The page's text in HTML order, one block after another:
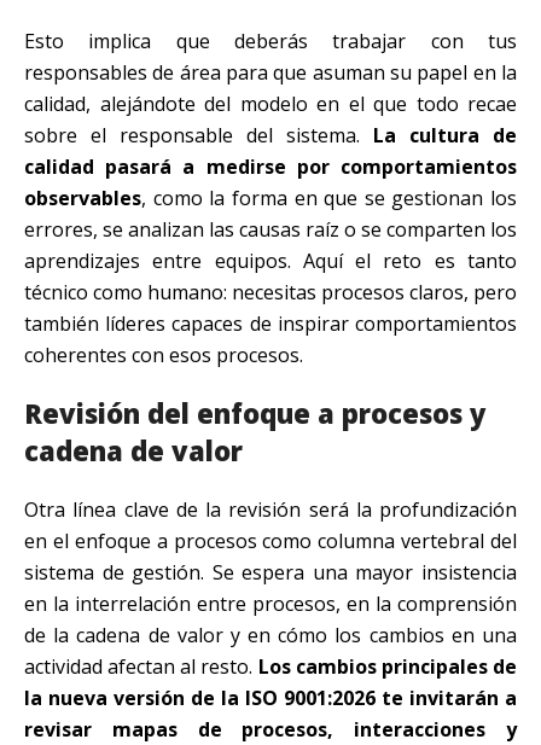
Esto implica que deberás trabajar con tus
responsables de área para que asuman su papel en la
calidad, alejándote del modelo en el que todo recae
sobre el responsable del sistema. La cultura de
calidad pasará a medirse por comportamientos
observables, como la forma en que se gestionan los
errores, se analizan las causas raíz o se comparten los
aprendizajes entre equipos. Aquí el reto es tanto
técnico como humano: necesitas procesos claros, pero
también líderes capaces de inspirar comportamientos
coherentes con esos procesos.
Revisión del enfoque a procesos y
cadena de valor
Otra línea clave de la revisión será la profundización
en el enfoque a procesos como columna vertebral del
sistema de gestión. Se espera una mayor insistencia
en la interrelación entre procesos, en la comprensión
de la cadena de valor y en cómo los cambios en una
actividad afectan al resto. Los cambios principales de
la nueva versión de la ISO 9001:2026 te invitarán a
revisar mapas de procesos, interacciones y